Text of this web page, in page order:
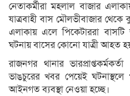
নেতাকর্মীরা মহলাল বাজার
যাত্রবাহী বাস মৌলভীবাজার
এলাকায় এলে পিকেটাররা
ঘটনায় বাসের কোনো যাত্রী আহত
রাজনগর থানার
ভাঙচুরের খবর পেয়েই
আইনগত ব্যবস্থা নেওয়া হচ্ছে।